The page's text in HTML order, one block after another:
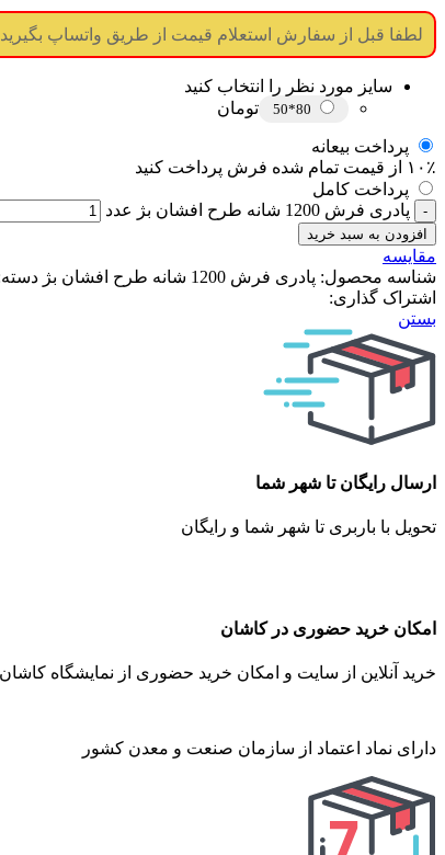
لطفا قبل از سفارش استعلام قیمت از طریق واتساپ بگیرید 09017737488 (جوابگویی همه ساعته) (درگاه پرداخت غیر فعال میباشد)
سایز مورد نظر را انتخاب کنید
80*50 تومان
پرداخت بیعانه
۱۰٪ از قیمت تمام شده فرش پرداخت کنید
پرداخت کامل
پادری فرش 1200 شانه طرح افشان بژ عدد
افزودن به سبد خرید
مقایسه
شناسه محصول: پادری فرش 1200 شانه طرح افشان بژ
اشتراک گذاری:
بستن
ارسال رایگان تا شهر شما
تحویل با باربری تا شهر شما و رایگان
امکان خرید حضوری در کاشان
خرید آنلاین از سایت و امکان خرید حضوری از نمایشگاه کاشان
دارای نماد اعتماد از سازمان صنعت و معدن کشور